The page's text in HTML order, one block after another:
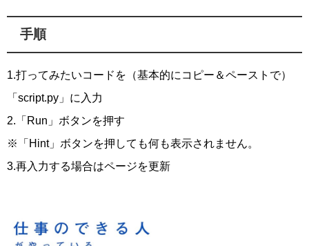
手順
1.打ってみたいコードを（基本的にコピー＆ペーストで）
「script.py」に入力
2.「Run」ボタンを押す
※「Hint」ボタンを押しても何も表示されません。
3.再入力する場合はページを更新